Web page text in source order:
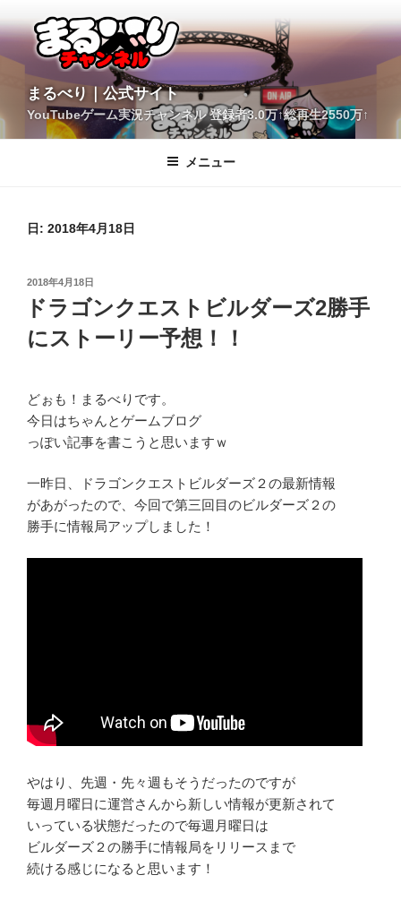
ン
テ
へ
ス
まるべり｜公式サイト
YouTubeゲーム実況チャンネル 登録者3.0万↑総再生2550万↑
メニュー
日: 2018年4月18日
投
稿
日:
2018年4月18日
ドラゴンクエストビルダーズ2勝手
にストーリー予想！！
どぉも！まるべりです。
今日はちゃんとゲームブログ
っぽい記事を書こうと思いますｗ
一昨日、ドラゴンクエストビルダーズ２の最新情報
があがったので、今回で第三回目のビルダーズ２の
勝手に情報局アップしました！
やはり、先週・先々週もそうだったのですが
毎週月曜日に運営さんから新しい情報が更新されて
いっている状態だったので毎週月曜日は
ビルダーズ２の勝手に情報局をリリースまで
続ける感じになると思います！